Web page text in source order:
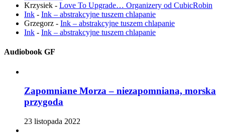
Krzysiek - Love To Upgrade… Organizery od CubicRobin
Ink - Ink – abstrakcyjne tuszem chlapanie
Grzegorz - Ink – abstrakcyjne tuszem chlapanie
Ink - Ink – abstrakcyjne tuszem chlapanie
Audiobook GF
Zapomniane Morza – niezapomniana, morska
przygoda
23 listopada 2022